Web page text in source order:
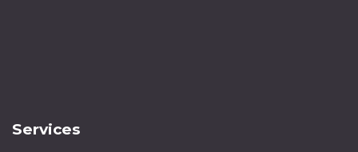
Services